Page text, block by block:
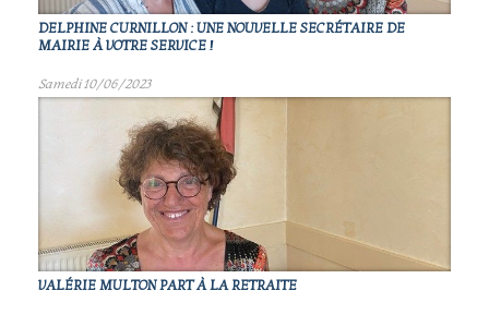
DELPHINE CURNILLON : UNE NOUVELLE SECRÉTAIRE DE
MAIRIE À VOTRE SERVICE !
Samedi 10/06/2023
VALÉRIE MULTON PART À LA RETRAITE